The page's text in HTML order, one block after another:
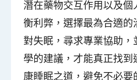
潛在藥物交互作用以及個
衡利弊，選擇最為合適的
對失眠，尋求專業協助，
學的建議，才能真正找到
康睡眠之道，避免不必要